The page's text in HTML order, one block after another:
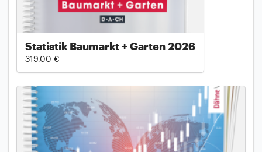
Statistik Baumarkt + Garten 2026
319,00 €